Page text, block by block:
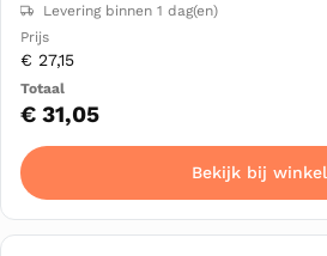
Levering binnen 1 dag(en)
€ 27,15
€ 31,05
Bekijk bij winkel